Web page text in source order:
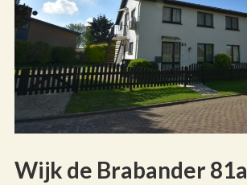
Wijk de Brabander 81a